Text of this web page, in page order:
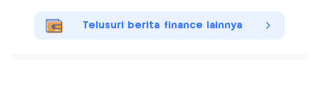
Telusuri berita finance lainnya